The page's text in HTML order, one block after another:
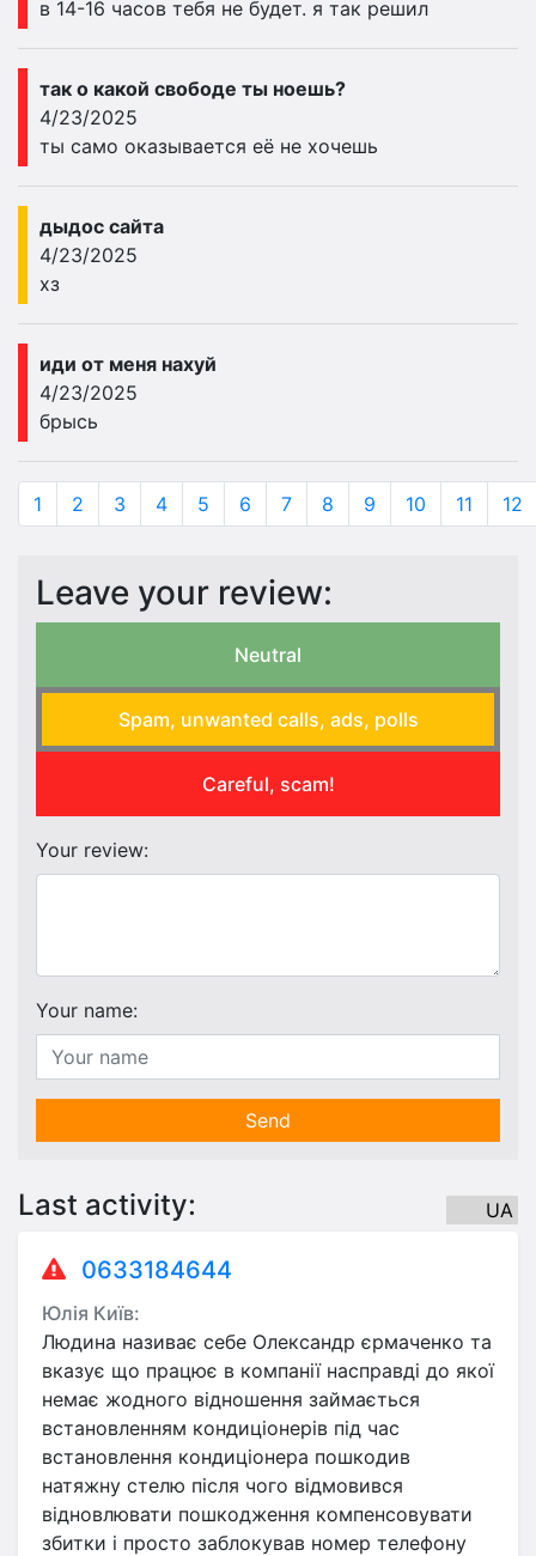
в 14-16 часов тебя не будет. я так решил
так о какой свободе ты ноешь?
4/23/2025
ты само оказывается её не хочешь
дыдос сайта
4/23/2025
хз
иди от меня нахуй
4/23/2025
брысь
1 2 3 4 5 6 7 8 9 10 11 12
Leave your review:
Neutral
Spam, unwanted calls, ads, polls
Careful, scam!
Your review:
Your name:
Send
Last activity: UA
0633184644
Юлія Київ:
Людина називає себе Олександр єрмаченко та
вказує що працює в компанії насправді до якої
немає жодного відношення займається
встановленням кондиціонерів під час
встановлення кондиціонера пошкодив
натяжну стелю після чого відмовився
відновлювати пошкодження компенсовувати
збитки і просто заблокував номер телефону